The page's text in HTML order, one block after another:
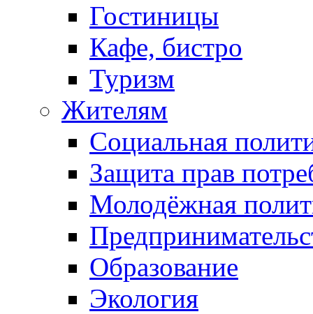
Гостиницы
Кафе, бистро
Туризм
Жителям
Социальная
Защита прав
Молодёжная
Образование
Экология